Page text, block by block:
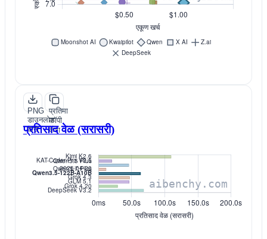
PNG
डाउनलोड
करा
प्रतिमा
कॉपी
करा
प्रतिसाद वेळ (सरासरी)